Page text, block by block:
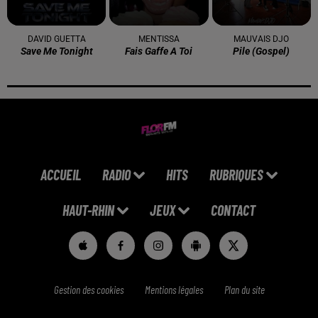
DAVID GUETTA
Save Me Tonight
MENTISSA
Fais Gaffe A Toi
MAUVAIS DJO
Pile (gospel)
ACCUEIL RADIO HITS RUBRIQUES
HAUT-RHIN JEUX CONTACT
Gestion des cookies Mentions légales Plan du site